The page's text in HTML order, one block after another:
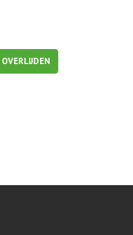
OVERLIJDEN